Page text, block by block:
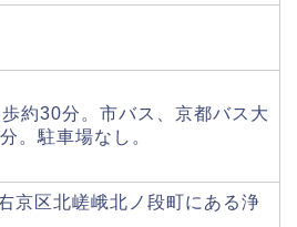
約30分。市バス、京都バス大
。駐車場なし。
京区北嵯峨北ノ段町にある浄